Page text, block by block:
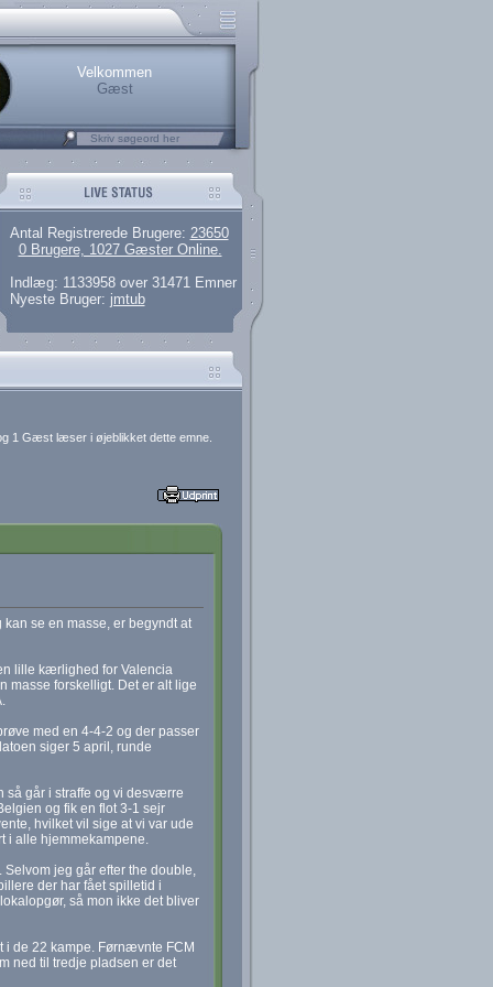
brugere
artikler og 135 guides
her.
Velkommen
Gæst
Antal Registrerede Brugere: 23650
0 Brugere, 1027 Gæster Online.
Indlæg: 1133958 over 31471 Emner
Nyeste Bruger: jmtub
1 Gæst læser i øjeblikket dette emne.
se en masse, er begyndt at
lille kærlighed for Valencia
masse forskelligt. Det er alt lige
med en 4-4-2 og der passer
siger 5 april, runde
så går i straffe og vi desværre
og fik en flot 3-1 sejr
hvilket vil sige at vi var ude
i alle hjemmekampene.
jeg går efter the double,
der har fået spilletid i
så mon ikke det bliver
i de 22 kampe. Førnævnte FCM
ned til tredje pladsen er det